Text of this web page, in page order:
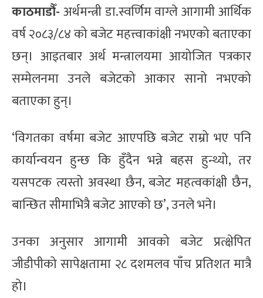
काठमाडौँ-अर्थमन्त्री डा.स्वर्णिम वाग्ले आगामी आर्थिक
वर्ष २०८३/८४ को बजेट महत्त्वाकांक्षी नभएको बताएका
छन्। आइतबार अर्थ मन्त्रालयमा आयोजित पत्रकार
सम्मेलनमा उनले बजेटको आकार सानो नभएको
बताएका हुन्।
‘विगतका वर्षमा बजेट आएपछि बजेट राम्रो भए पनि
कार्यान्वयन हुन्छ कि हुँदैन भन्ने बहस हुन्थ्यो, तर
यसपटक त्यस्तो अवस्था छैन, बजेट महत्वकांक्षी छैन,
बान्छित सीमाभित्रै बजेट आएको छ’, उनले भने।
उनका अनुसार आगामी आवको बजेट प्रत्क्षेपित
जीडीपीको सापेक्षतामा २८ दशमलव पाँच प्रतिशत मात्रै
हो।